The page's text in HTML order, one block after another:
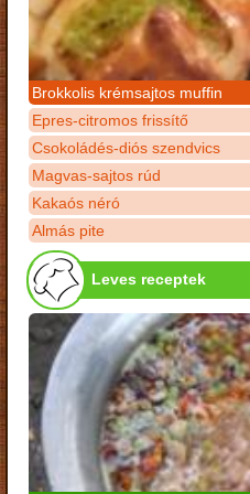
Brokkolis krémsajtos muffin
Epres-citromos frissítő
Csokoládés-diós szendvics
Magvas-sajtos rúd
Kakaós néró
Almás pite
Leves receptek